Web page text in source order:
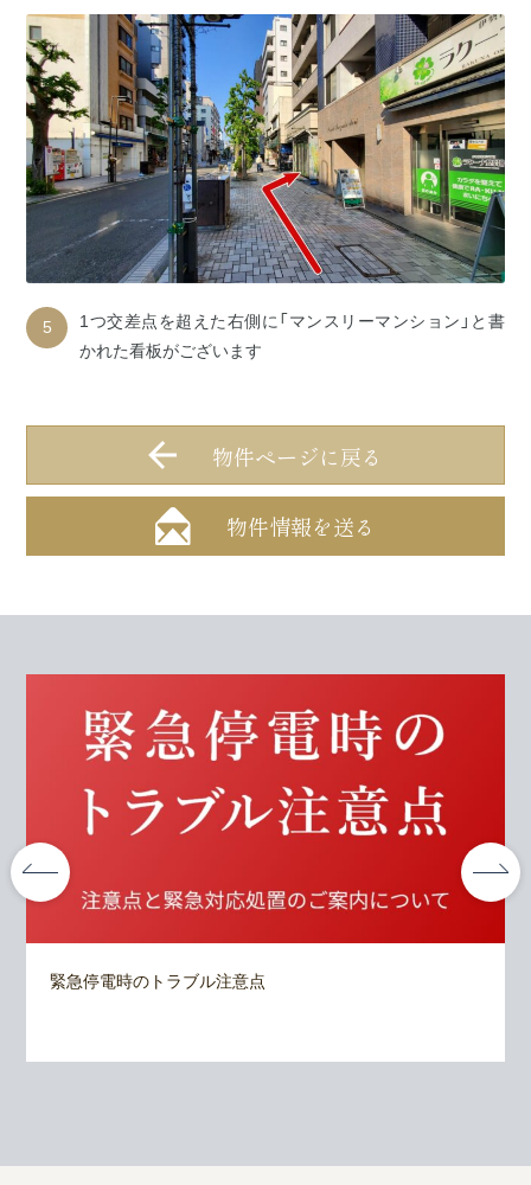
5
1つ交差点を超えた右側に「マンスリーマンション」と書
かれた看板がございます
物件ページに戻る
物件情報を送る
緊急停電時のトラブル注意点